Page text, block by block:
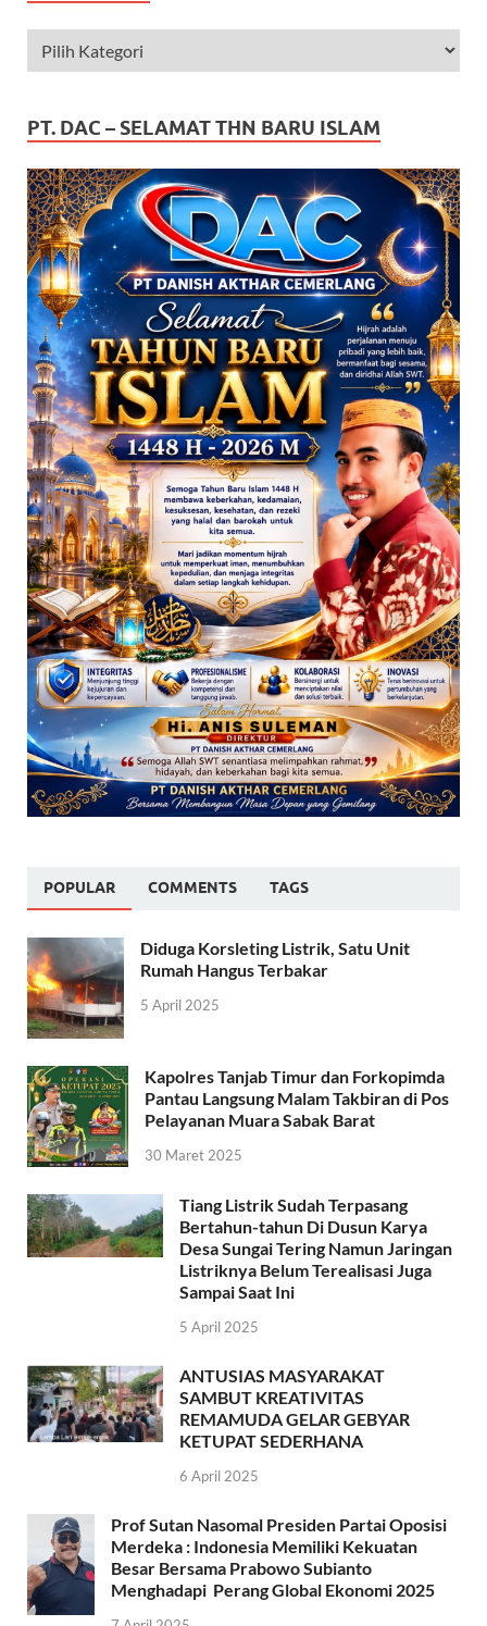
PT. DAC – SELAMAT THN BARU ISLAM
POPULAR COMMENTS TAGS
Diduga Korsleting Listrik, Satu Unit
Rumah Hangus Terbakar
5 April 2025
Kapolres Tanjab Timur dan Forkopimda
Pantau Langsung Malam Takbiran di Pos
Pelayanan Muara Sabak Barat
30 Maret 2025
Tiang Listrik Sudah Terpasang
Bertahun-tahun Di Dusun Karya
Desa Sungai Tering Namun Jaringan
Listriknya Belum Terealisasi Juga
Sampai Saat Ini
5 April 2025
ANTUSIAS MASYARAKAT
SAMBUT KREATIVITAS
REMAMUDA GELAR GEBYAR
KETUPAT SEDERHANA
6 April 2025
Prof Sutan Nasomal Presiden Partai Oposisi
Merdeka : Indonesia Memiliki Kekuatan
Besar Bersama Prabowo Subianto
Menghadapi Perang Global Ekonomi 2025